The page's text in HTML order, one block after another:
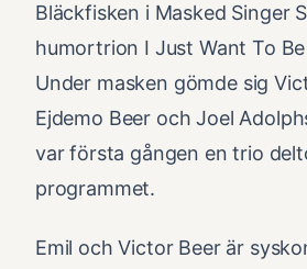
Bläckfisken i Masked Singer
humortrion I Just Want To
Under masken gömde sig
Ejdemo Beer och Joel
var första gången en trio
programmet.
Emil och Victor Beer är